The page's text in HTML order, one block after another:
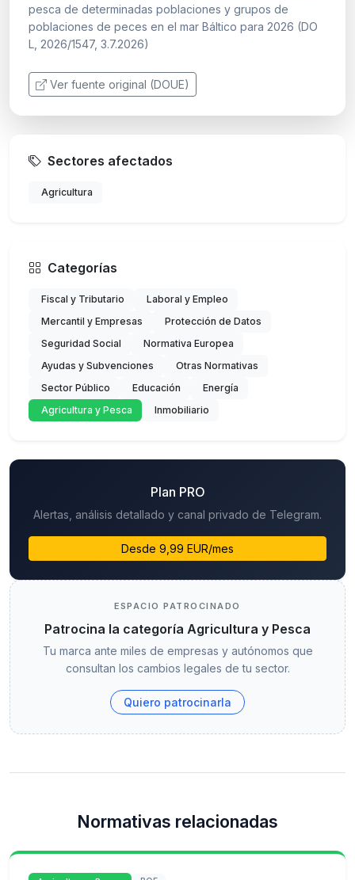
pesca de determinadas poblaciones y grupos de
poblaciones de peces en el mar Báltico para 2026 (DO
L, 2026/1547, 3.7.2026)
Ver fuente original (DOUE)
Sectores afectados
Agricultura
Categorías
Fiscal y Tributario
Laboral y Empleo
Mercantil y Empresas
Protección de Datos
Seguridad Social
Normativa Europea
Ayudas y Subvenciones
Otras Normativas
Sector Público
Educación
Energía
Agricultura y Pesca
Inmobiliario
Plan PRO
Alertas, análisis detallado y canal privado de Telegram.
Desde 9,99 EUR/mes
ESPACIO PATROCINADO
Patrocina la categoría Agricultura y Pesca
Tu marca ante miles de empresas y autónomos que
consultan los cambios legales de tu sector.
Quiero patrocinarla
Normativas relacionadas